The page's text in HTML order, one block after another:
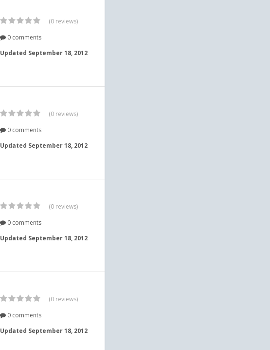
(0 reviews)
0 comments
Updated September 18, 2012
(0 reviews)
0 comments
Updated September 18, 2012
(0 reviews)
0 comments
Updated September 18, 2012
(0 reviews)
0 comments
Updated September 18, 2012